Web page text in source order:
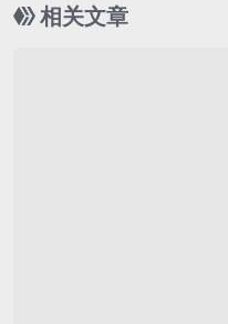
相关文章